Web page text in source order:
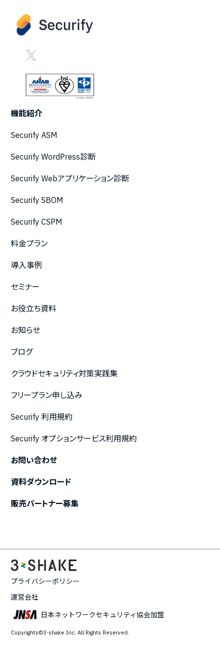
機能紹介
Securify ASM
Securify WordPress診断
Securify Webアプリケーション診断
Securify SBOM
Securify CSPM
料金プラン
導入事例
セミナー
お役立ち資料
お知らせ
ブログ
クラウドセキュリティ対策実践集
フリープラン申し込み
Securify 利用規約
Securify オプションサービス利用規約
お問い合わせ
資料ダウンロード
販売パートナー募集
プライバシーポリシー
運営会社
日本ネットワークセキュリティ協会加盟
Copyrights©3-shake Inc. All Rights Reserved.